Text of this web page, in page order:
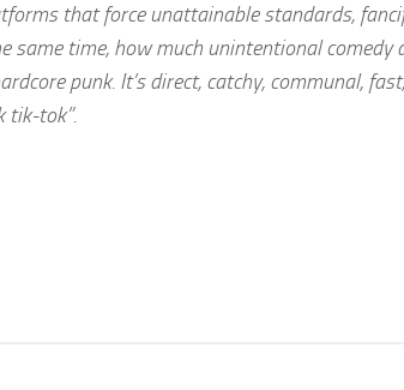
that force unattainable standards,
same time, how much unintentional comedy
punk. It’s direct, catchy, communal,
tik-tok”.